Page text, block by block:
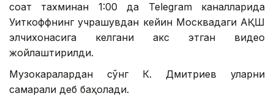
соат тахминан 1:00 да Теlegram каналларида
Уиткоффнинг учрашувдан кейин Москвадаги АҚШ
элчихонасига келгани акс этган видео
жойлаштирилди.
Музокаралардан сўнг К. Дмитриев уларни
самарали деб баҳолади.